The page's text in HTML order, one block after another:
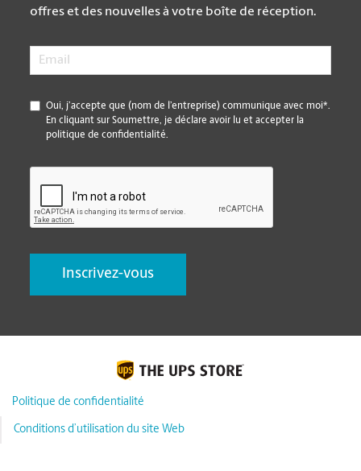
offres et des nouvelles à votre boîte de réception.
Email
*
Oui, j’accepte que (nom de l’entreprise) communique avec moi*.
En cliquant sur Soumettre, je déclare avoir lu et accepter la
politique de confidentialité.
Politique de confidentialité
Conditions d’utilisation du site Web